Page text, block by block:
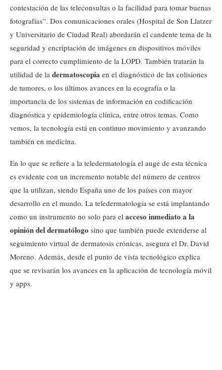
contestación de las teleconsultas o la facilidad para tomar buenas
fotografías”. Dos comunicaciones orales (Hospital de Son Llatzer
y Universitario de Ciudad Real) abordarán el candente tema de la
seguridad y encriptación de imágenes en dispositivos móviles
para el correcto cumplimiento de la LOPD. También tratarán la
utilidad de la dermatoscopia en el diagnóstico de las colisiones
de tumores, o los últimos avances en la ecografía o la
importancia de los sistemas de información en codificación
diagnóstica y epidemiología clínica, entre otros temas. Como
vemos, la tecnología está en continuo movimiento y avanzando
también en medicina.
En lo que se refiere a la teledermatología el auge de esta técnica
es evidente con un incremento notable del número de centros
que la utilizan, siendo España uno de los países con mayor
desarrollo en el mundo. La teledermatología se está implantando
como un instrumento no solo para el acceso inmediato a la
opinión del dermatólogo sino que también puede extenderse al
seguimiento virtual de dermatosis crónicas, asegura el Dr. David
Moreno. Además, desde el punto de vista tecnológico explica
que se revisarán los avances en la aplicación de tecnología móvil
y apps.